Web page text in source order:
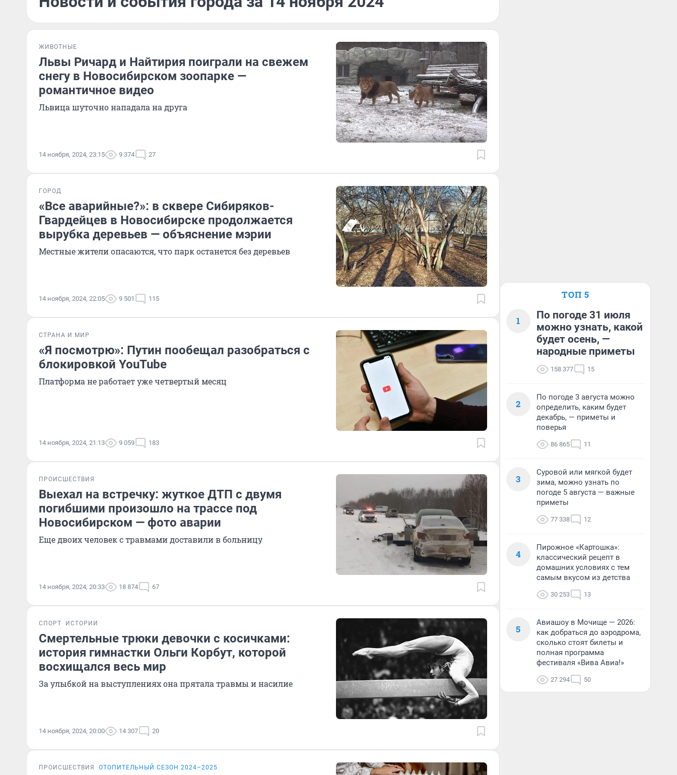
ЖИВОТНЫЕ
Львы Ричард и Найтирия поиграли на свежем
снегу в Новосибирском зоопарке —
романтичное видео
Львица шуточно нападала на друга
14 ноября, 2024, 23:15 9 374 27
ГОРОД
«Все аварийные?»: в сквере Сибиряков-
Гвардейцев в Новосибирске продолжается
вырубка деревьев — объяснение мэрии
Местные жители опасаются, что парк останется без деревьев
14 ноября, 2024, 22:05 9 501 115
СТРАНА И МИР
«Я посмотрю»: Путин пообещал разобраться с
блокировкой YouTube
Платформа не работает уже четвертый месяц
14 ноября, 2024, 21:13 9 059 183
ПРОИСШЕСТВИЯ
Выехал на встречку: жуткое ДТП с двумя
погибшими произошло на трассе под
Новосибирском — фото аварии
Еще двоих человек с травмами доставили в больницу
14 ноября, 2024, 20:33 18 874 67
СПОРТ ИСТОРИИ
Смертельные трюки девочки с косичками:
история гимнастки Ольги Корбут, которой
восхищался весь мир
За улыбкой на выступлениях она прятала травмы и насилие
14 ноября, 2024, 20:00 14 307 20
ПРОИСШЕСТВИЯ ОТОПИТЕЛЬНЫЙ СЕЗОН 2024–2025
ТОП 5
1
По погоде 31 июля
можно узнать, какой
будет осень, —
народные приметы
158 377 15
2
По погоде 3 августа можно
определить, каким будет
декабрь, — приметы и
поверья
86 865 11
3
Суровой или мягкой будет
зима, можно узнать по
погоде 5 августа — важные
приметы
77 338 12
4
Пирожное «Картошка»:
классический рецепт в
домашних условиях с тем
самым вкусом из детства
30 253 13
5
Авиашоу в Мочище — 2026:
как добраться до аэродрома,
сколько стоят билеты и
полная программа
фестиваля «Вива Авиа!»
27 294 50